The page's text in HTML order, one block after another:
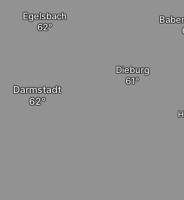
Egelsbach
Darmstadt
Dieburg